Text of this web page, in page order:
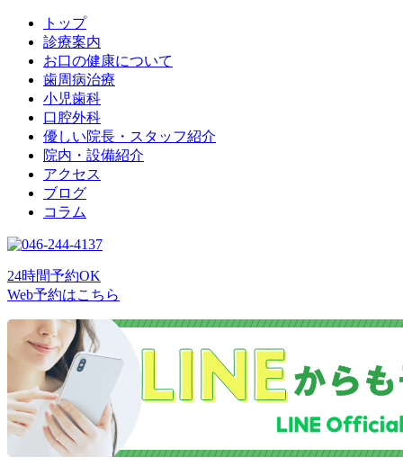
トップ
診療案内
お口の健康について
歯周病治療
小児歯科
口腔外科
優しい院長・スタッフ紹介
院内・設備紹介
アクセス
ブログ
コラム
24時間予約OK
Web予約はこちら